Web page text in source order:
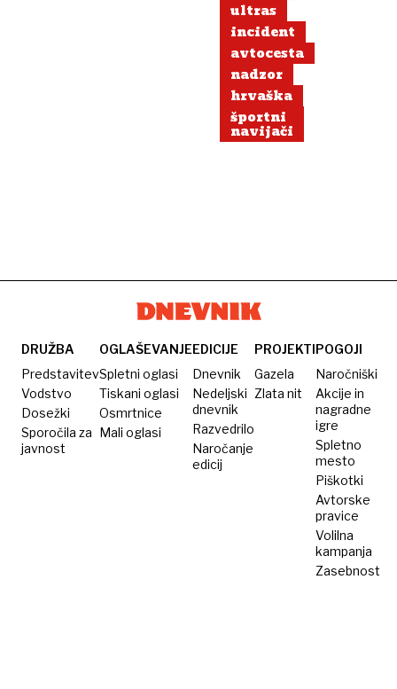
ultras
incident
avtocesta
nadzor
hrvaška
športni
navijači
DRUŽBA
Predstavitev
Vodstvo
Dosežki
Sporočila za
javnost
OGLAŠEVANJE
Spletni oglasi
Tiskani oglasi
Osmrtnice
Mali oglasi
EDICIJE
Dnevnik
Nedeljski
dnevnik
Razvedrilo
Naročanje
edicij
PROJEKTI
Gazela
Zlata nit
POGOJI
Naročniški
Akcije in
nagradne
igre
Spletno
mesto
Piškotki
Avtorske
pravice
Volilna
kampanja
Zasebnost